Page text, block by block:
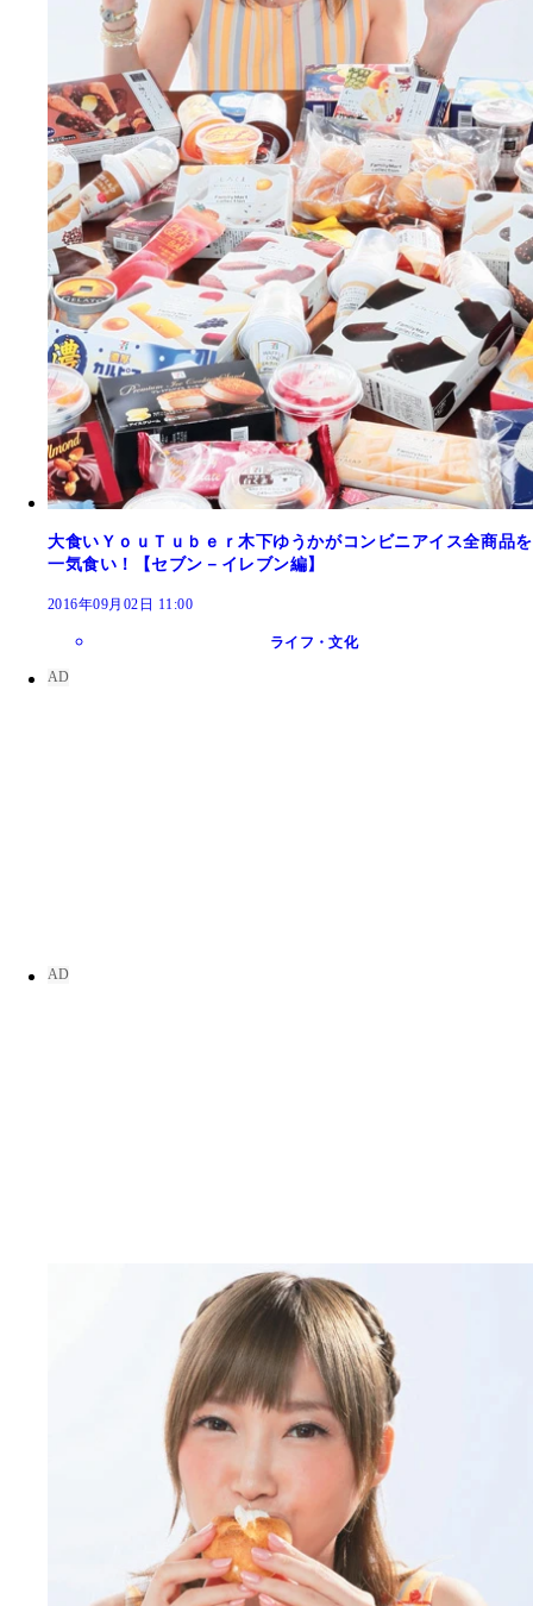
ウチカフェ チョコレートバー １７８円
大食いＹｏｕＴｕｂｅｒ木下ゆうかがコンビニアイス全商品を
一気食い！【セブン－イレブン編】
2016年09月02日 11:00
ライフ・文化